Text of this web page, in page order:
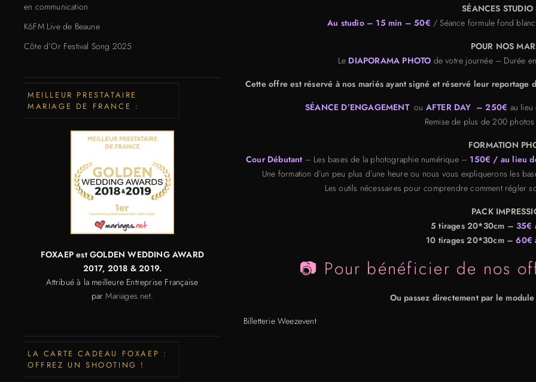
SÉANCES STUDIO
Au studio – 15 min – 50€ / Séance formule fond
POUR NOS
Le DIAPORAMA PHOTO de votre journée – Durée
Cette offre est réservé à nos mariés ayant signé et réservé leur
SÉANCE D’ENGAGEMENTou AFTER DAY – 250€ au
Remise de plus de 200
FORMATION
Cour Débutant – Les bases de la photographie numérique – 150€ / au lieu
Une formation d’un peu plus d’une heure ou nous vous expliquerons les
Les outils nécessaires pour comprendre comment régler
PACK
5 tirages 20*30cm – 35€
10 tirages 20*30cm –60€
📷 Pour bénéficier de nos
Ou passez directement par le
Billetterie Weezevent
en communication
K6FM Live de Beaune
Côte d’Or Festival Song 2025
MEILLEUR PRESTATAIRE
MARIAGE DE FRANCE :
FOXAEP est GOLDEN WEDDING AWARD
2017, 2018 & 2019.
Attribué à la meilleure Entreprise Française
parMariages.net.
LA CARTE CADEAU FOXAEP :
OFFREZ UN SHOOTING !